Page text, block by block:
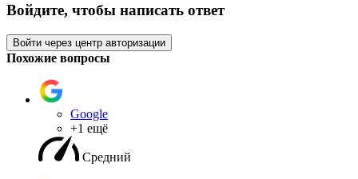
Войдите, чтобы написать ответ
Войти через центр авторизации
Похожие вопросы
Google
+1 ещё
Средний